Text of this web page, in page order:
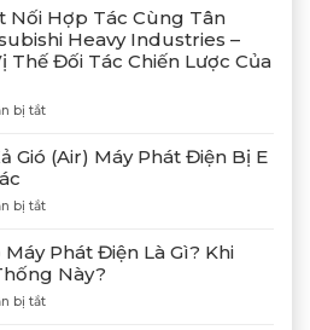
Giao
Thành
Công
4
Phát
MGS2300R
Cảng
Nối Hợp Tác Cùng Tân
Heavy Industries –
Thế Đối Tác Chiến Lược Của
bị tắtở
Gỡ
Và
Nối
Tác
Cùng
Tân
Giám
Gió (Air) Máy Phát Điện Bị E
bị tắtở
Dẫn
Xả
Gió
(Air)
Phát Điện Là Gì? Khi
Này?
bị tắtở